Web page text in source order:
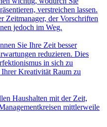
verstreichen lassen.
Zeitmanager, der Vorschriften
jedoch im Weg.
Sie Ihre Zeit besser
reduzieren. Dies
in sich zu
Kreativität Raum zu
Haushalten mit der Zeit,
mittlerweile